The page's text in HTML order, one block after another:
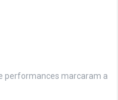
performances marcaram a